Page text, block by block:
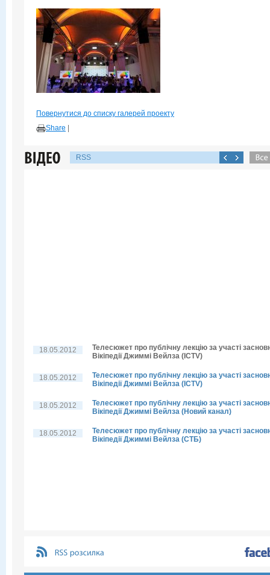
Повернутися до списку галерей проекту
Share
RSS
18.05.2012
Телесюжет про публічну лекцію за участі
Вікіпедії Джиммі Вейлза (ICTV)
18.05.2012
Телесюжет про публічну лекцію за участі
Вікіпедії Джиммі Вейлза (ICTV)
18.05.2012
Телесюжет про публічну лекцію за участі
Вікіпедії Джиммі Вейлза (Новий канал)
18.05.2012
Телесюжет про публічну лекцію за участі
Вікіпедії Джиммі Вейлза (СТБ)